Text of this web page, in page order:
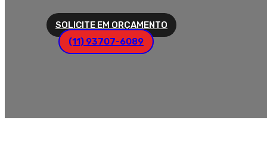
SOLICITE EM ORÇAMENTO
(11) 93707-6089